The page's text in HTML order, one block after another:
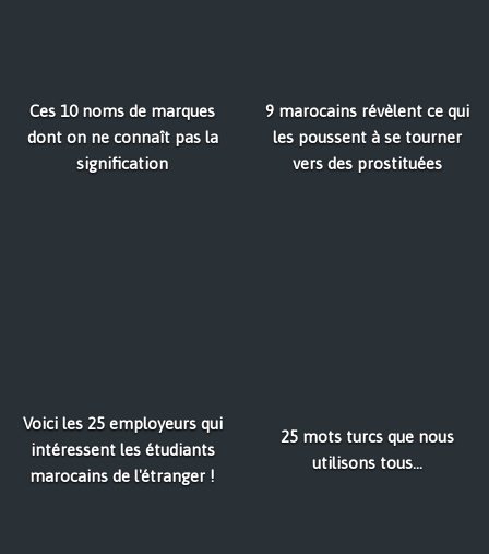
Ces 10 noms de marques
dont on ne connaît pas la
signification
9 marocains révèlent ce qui
les poussent à se tourner
vers des prostituées
Voici les 25 employeurs qui
intéressent les étudiants
marocains de l'étranger !
25 mots turcs que nous
utilisons tous...